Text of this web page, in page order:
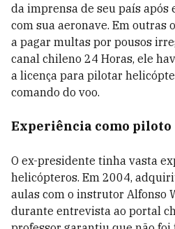
da imprensa de seu país
com sua aeronave. Em outras
a pagar multas por pousos
canal chileno 24 Horas, ele
a licença para pilotar
comando do voo.
Experiência como piloto
O ex-presidente tinha vasta
helicópteros. Em 2004,
aulas com o instrutor Alfonso
durante entrevista ao portal